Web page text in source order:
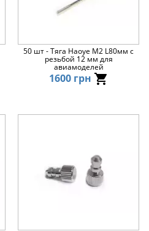
50 шт - Тяга Haoye M2 L80мм с
резьбой 12 мм для
авиамоделей
1600 грн